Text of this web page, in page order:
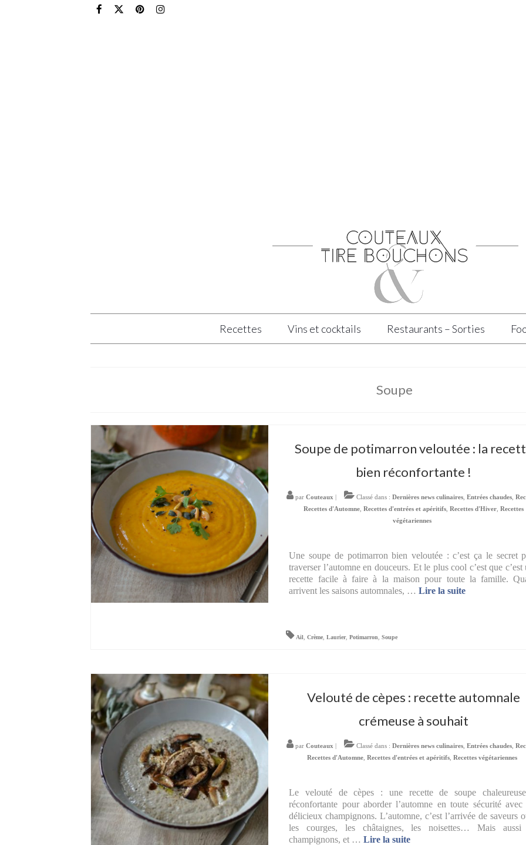
Recettes Vins et cocktails Restaurants – Sorties
Soupe
Soupe de potimarron veloutée : la
bien réconfortante !
parCouteaux | Classé dans :Dernières news culinaires ,Entrées chaudes ,
Recettes d'Automne ,Recettes d'entrées et apéritifs ,Recettes d'Hiver ,Recettes
végétariennes
Une soupe de potimarron bien veloutée : c’est ça le secret
traverser l’automne en douceurs. Et le plus cool c’est que c’est
recette facile à faire à la maison pour toute la famille.
arrivent les saisons automnales, …Lire la suite­­
Ail ,Crème ,Laurier,Potimarron ,Soupe
Velouté de cèpes : recette automnale
crémeuse à souhait
parCouteaux | Classé dans :Dernières news culinaires ,Entrées chaudes ,
Recettes d'Automne ,Recettes d'entrées et apéritifs ,Recettes végétariennes
Le velouté de cèpes : une recette de soupe
réconfortante pour aborder l’automne en toute sécurité avec
délicieux champignons. L’automne, c’est l’arrivée de saveurs
les courges, les châtaignes, les noisettes… Mais aussi
champignons, et …Lire la suite­­